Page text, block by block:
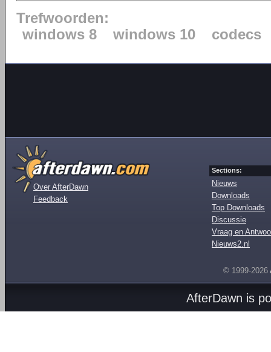
Trefwoorden:
windows 8
windows 10 codecs
Over AfterDawn
Feedback
Sections:
Nieuws
Downloads
Top Downloads
Discussie
Vraag en
Nieuws2.nl
© 1999-2026
AfterDawn is